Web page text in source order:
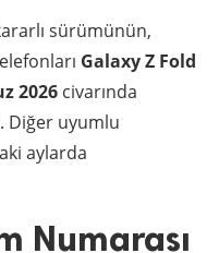
sürümünün,
Galaxy Z Fold
2026 civarında
Diğer uyumlu
aylarda
Numarası